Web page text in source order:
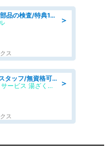
＞
トヨタ自動車 堤工場で部品の検査/特典168万/tutumi
ス
＞
「残業ほぼなし」調理スタッフ/無資格可/正職員/日勤のみ/デイサービス/社会保障完備
株式会社湯ざくら/デイサービス 湯ざくらケアリゾート
ス